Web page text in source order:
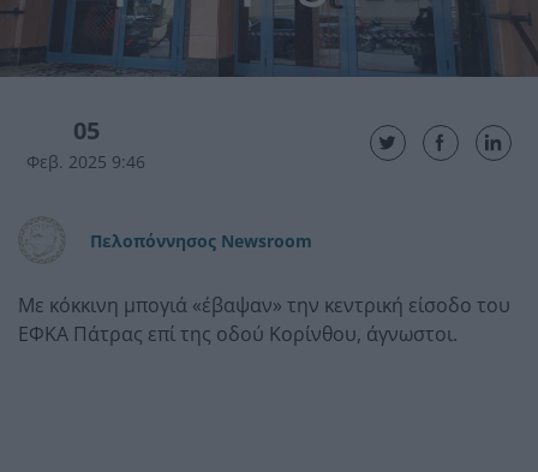
05
Φεβ. 2025 9:46
Πελοπόννησος Newsroom
Με κόκκινη μπογιά «έβαψαν» την κεντρική είσοδο του
ΕΦΚΑ Πάτρας επί της οδού Κορίνθου, άγνωστοι.